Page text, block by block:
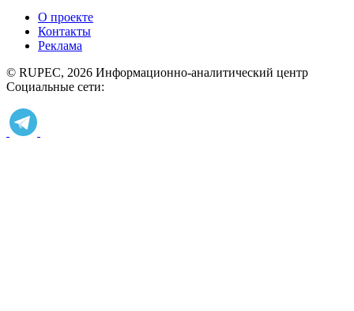
О проекте
Контакты
Реклама
© RUPEC, 2026 Информационно-аналитический центр
Социальные сети: